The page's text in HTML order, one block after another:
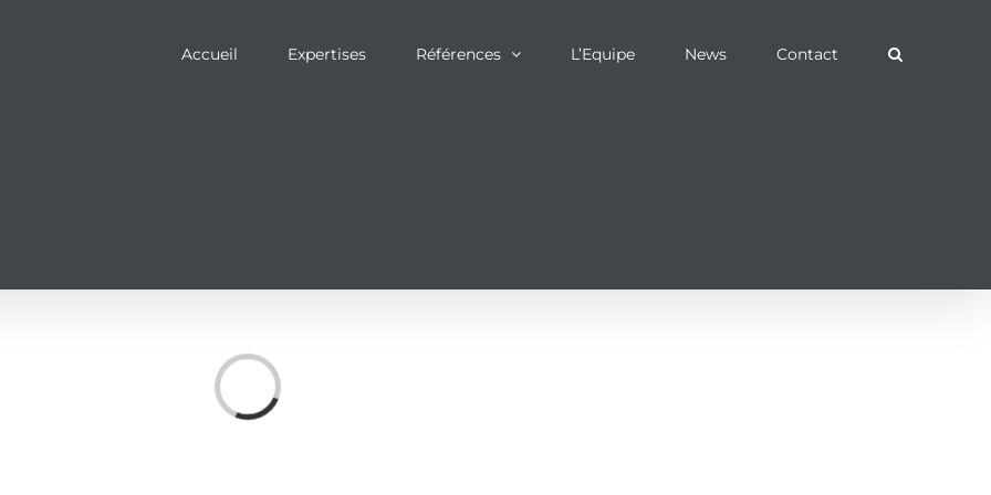
Accueil Expertises Références L’Equipe News Contact
Loading...